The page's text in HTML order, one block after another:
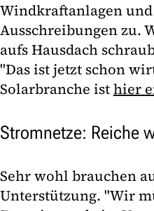
Windkraftanlagen
Ausschreibungen zu.
aufs Hausdach
"Das ist jetzt schon
Solarbranche isthier
Stromnetze: Reiche
Sehr wohl brauchen
Unterstützung. "Wir